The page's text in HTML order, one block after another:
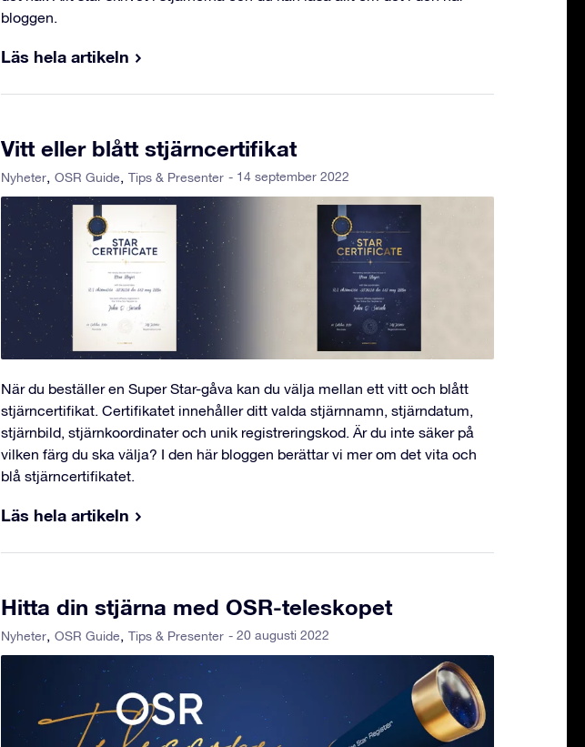
bloggen.
Läs hela artikeln
Vitt eller blått stjärncertifikat
Nyheter OSR Guide Tips & Presenter - 14 september 2022
När du beställer en Super Star-gåva kan du välja mellan ett vitt och blått
stjärncertifikat. Certifikatet innehåller ditt valda stjärnnamn, stjärndatum,
stjärnbild, stjärnkoordinater och unik registreringskod. Är du inte säker på
vilken färg du ska välja? I den här bloggen berättar vi mer om det vita och
blå stjärncertifikatet.
Läs hela artikeln
Hitta din stjärna med OSR-teleskopet
Nyheter OSR Guide Tips & Presenter - 20 augusti 2022